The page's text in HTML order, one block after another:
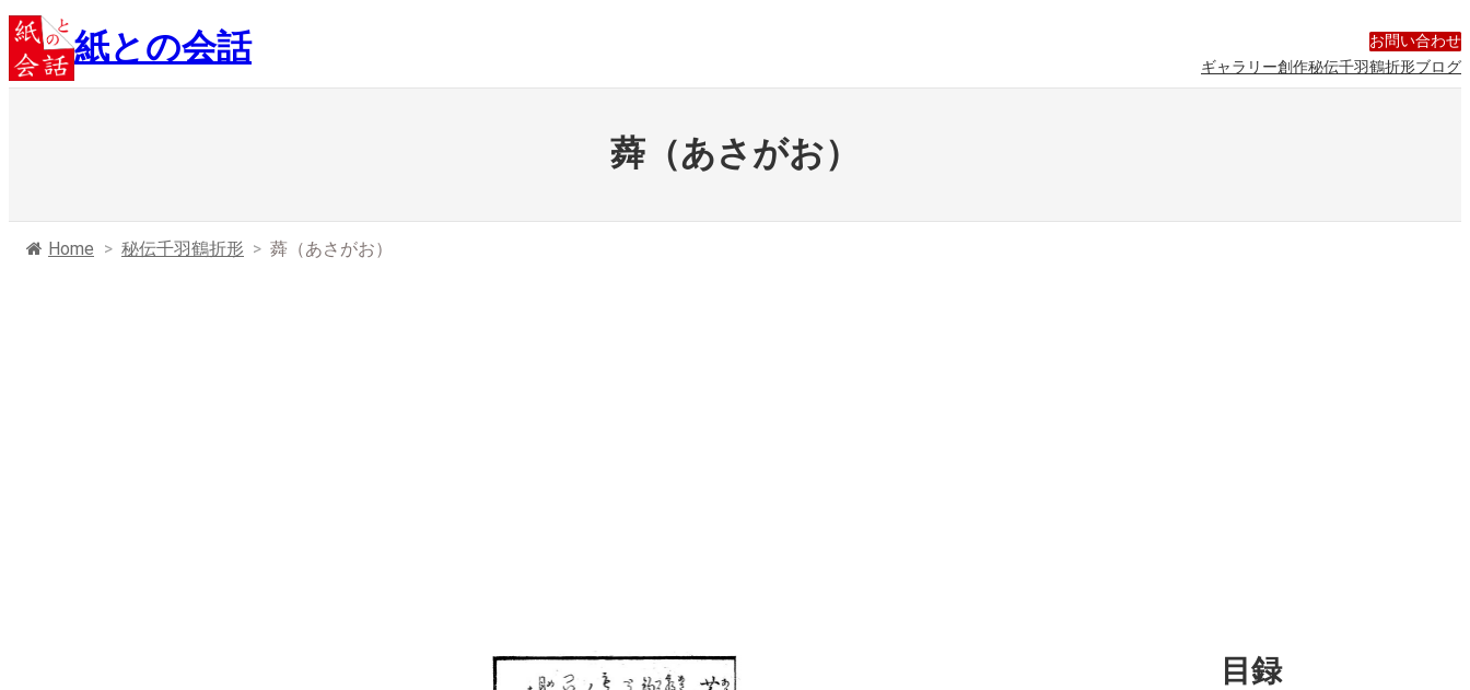
内
容
を
ス
紙との会話 Facebook
Twitter
YouTube
お問い合わせ
ギャラリー創作秘伝千羽鶴折形ブログ
蕣（あさがお）
Home > 秘伝千羽鶴折形 > 蕣（あさがお）
目録